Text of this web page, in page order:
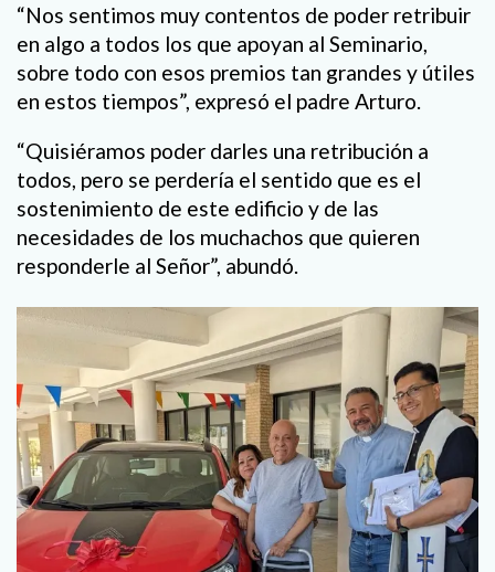
“Nos sentimos muy contentos de poder retribuir
en algo a todos los que apoyan al Seminario,
sobre todo con esos premios tan grandes y útiles
en estos tiempos”, expresó el padre Arturo.
“Quisiéramos poder darles una retribución a
todos, pero se perdería el sentido que es el
sostenimiento de este edificio y de las
necesidades de los muchachos que quieren
responderle al Señor”, abundó.